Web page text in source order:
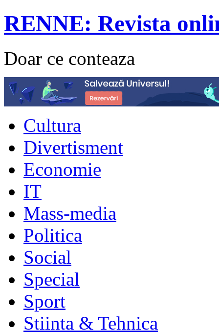
RENNE: Revista
Doar ce conteaza
Cultura
Divertisment
Economie
IT
Mass-media
Politica
Social
Special
Sport
Stiinta & Tehnica